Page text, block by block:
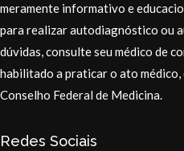
meramente informativo e
para realizar autodiagnóstico ou
dúvidas, consulte seu médico de
habilitado a praticar o ato
Conselho Federal de Medicina.
Redes Sociais